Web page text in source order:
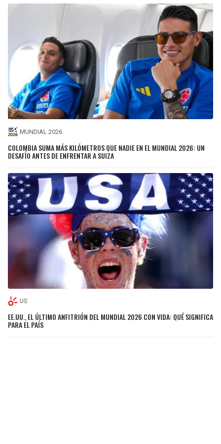
MUNDIAL 2026
COLOMBIA SUMA MÁS KILÓMETROS QUE NADIE EN EL MUNDIAL 2026: UN
DESAFÍO ANTES DE ENFRENTAR A SUIZA
US
EE.UU., EL ÚLTIMO ANFITRIÓN DEL MUNDIAL 2026 CON VIDA: QUÉ SIGNIFICA
PARA EL PAÍS